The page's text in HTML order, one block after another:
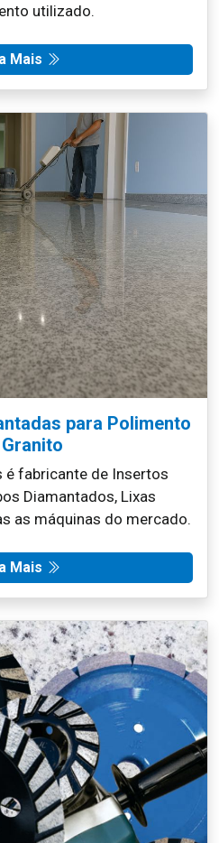
utilizado.
Mais
para Polimento
é fabricante de Insertos
Diamantados, Lixas
as máquinas do mercado.
Mais